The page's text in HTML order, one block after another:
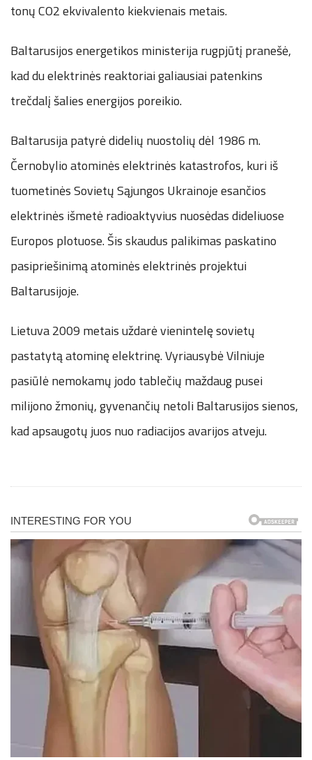
tonų CO2 ekvivalento kiekvienais metais.
Baltarusijos energetikos ministerija rugpjūtį pranešė,
kad du elektrinės reaktoriai galiausiai patenkins
trečdalį šalies energijos poreikio.
Baltarusija patyrė didelių nuostolių dėl 1986 m.
Černobylio atominės elektrinės katastrofos, kuri iš
tuometinės Sovietų Sąjungos Ukrainoje esančios
elektrinės išmetė radioaktyvius nuosėdas dideliuose
Europos plotuose. Šis skaudus palikimas paskatino
pasipriešinimą atominės elektrinės projektui
Baltarusijoje.
Lietuva 2009 metais uždarė vienintelę sovietų
pastatytą atominę elektrinę. Vyriausybė Vilniuje
pasiūlė nemokamų jodo tablečių maždaug pusei
milijono žmonių, gyvenančių netoli Baltarusijos sienos,
kad apsaugotų juos nuo radiacijos avarijos atveju.